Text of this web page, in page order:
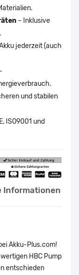
– Inklusive
jederzeit (auch
und stabilen
ISO9001 und
Informationen
Akku-Plus.com!
HBC Pump
entschieden